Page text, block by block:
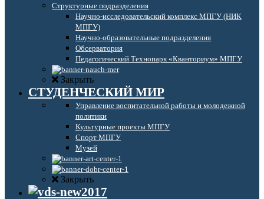
Структурные подразделения
Научно-исследовательский комплекс МПГУ (НИК
МПГУ)
Научно-образовательные подразделения
Обсерватория
Педагогический Технопарк «Кванториум» МПГУ
Закрыть
СТУДЕНЧЕСКИЙ МИР
Управление воспитательной работы и молодежной
политики
Культурные проекты МПГУ
Спорт МПГУ
Музей
Закрыть